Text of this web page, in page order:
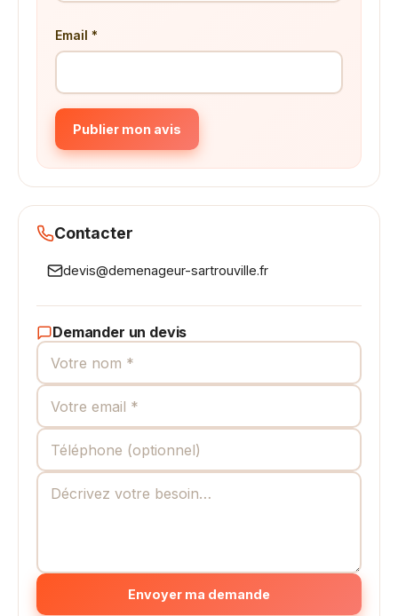
Email *
Publier mon avis
Contacter
devis@demenageur-sartrouville.fr
Demander un devis
Envoyer ma demande